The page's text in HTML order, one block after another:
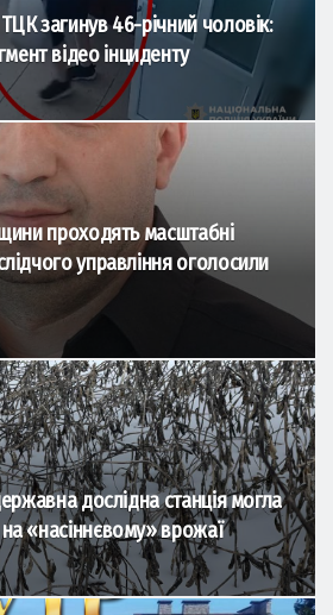
загинув 46-річний чоловік:
відео інциденту
проходять масштабні
управління оголосили
дослідна станція могла
«насіннєвому» врожаї